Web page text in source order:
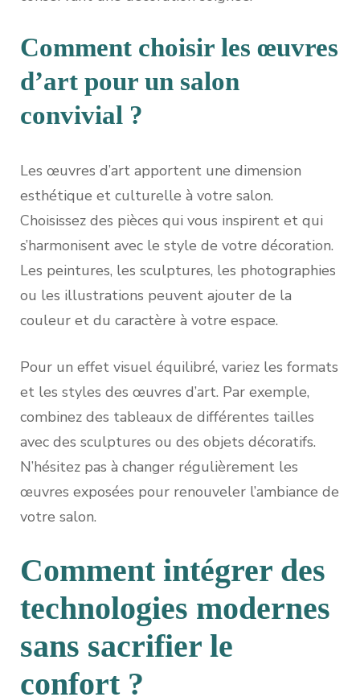
Comment choisir les œuvres
d’art pour un salon
convivial ?
Les œuvres d’art apportent une dimension
esthétique et culturelle à votre salon.
Choisissez des pièces qui vous inspirent et qui
s’harmonisent avec le style de votre décoration.
Les peintures, les sculptures, les photographies
ou les illustrations peuvent ajouter de la
couleur et du caractère à votre espace.
Pour un effet visuel équilibré, variez les formats
et les styles des œuvres d’art. Par exemple,
combinez des tableaux de différentes tailles
avec des sculptures ou des objets décoratifs.
N’hésitez pas à changer régulièrement les
œuvres exposées pour renouveler l’ambiance de
votre salon.
Comment intégrer des
technologies modernes
sans sacrifier le
confort ?